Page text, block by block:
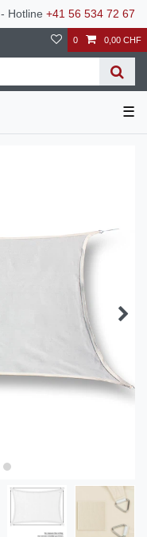
- Hotline +41 56 534 72 67
0 0,00 CHF
☰